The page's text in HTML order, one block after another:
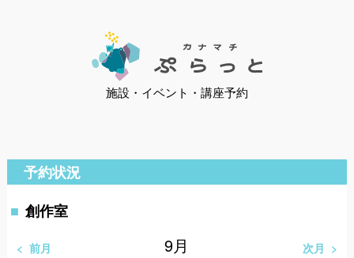
施設・イベント・講座予約
予約状況
創作室
前月 9月 次月